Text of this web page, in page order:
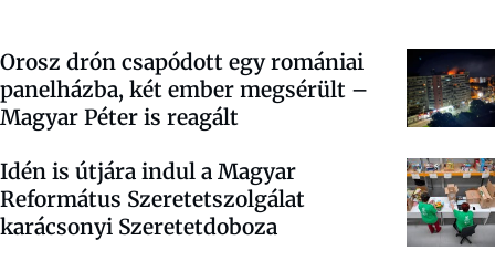
Orosz drón csapódott egy romániai
panelházba, két ember megsérült –
Magyar Péter is reagált
Idén is útjára indul a Magyar
Református Szeretetszolgálat
karácsonyi Szeretetdoboza